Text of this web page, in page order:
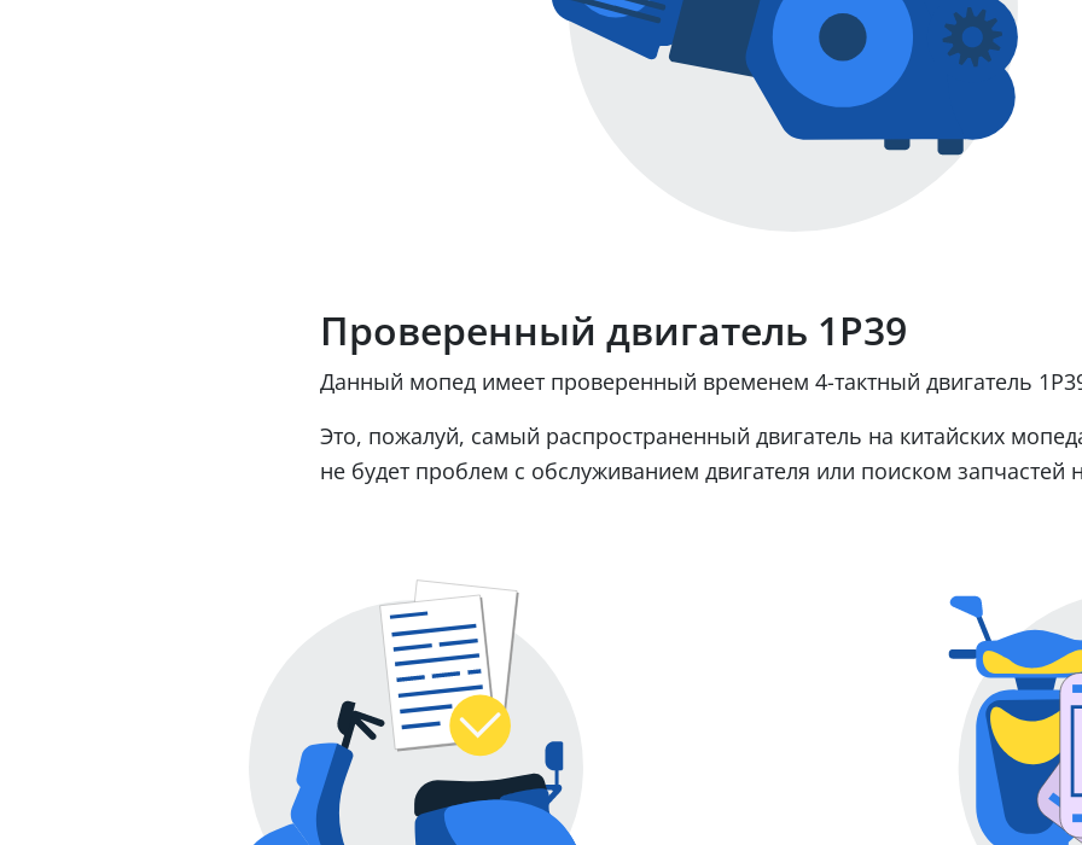
Проверенный двигатель 1Р39
Данный мопед имеет проверенный временем 4-тактный двигатель
Это, пожалуй, самый распространенный двигатель на китайских
не будет проблем с обслуживанием двигателя или поиском запчастей